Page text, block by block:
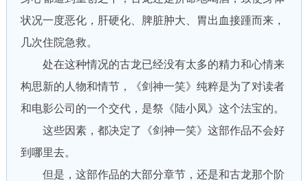
状况一度恶化，肝硬化、脾脏肿大、胃出血接踵而来，
几次住院急救。
处在这种情况的古龙已经没有太多的精力和心情来
构思新的人物和情节，《剑神一笑》纯粹是为了对读者
和电影公司的一个交代，是祭《陆小凤》这个法宝的。
这些因素，都决定了《剑神一笑》这部作品不会好
到哪里去。
但是，这部作品的大部分章节，还是和古龙那个阶